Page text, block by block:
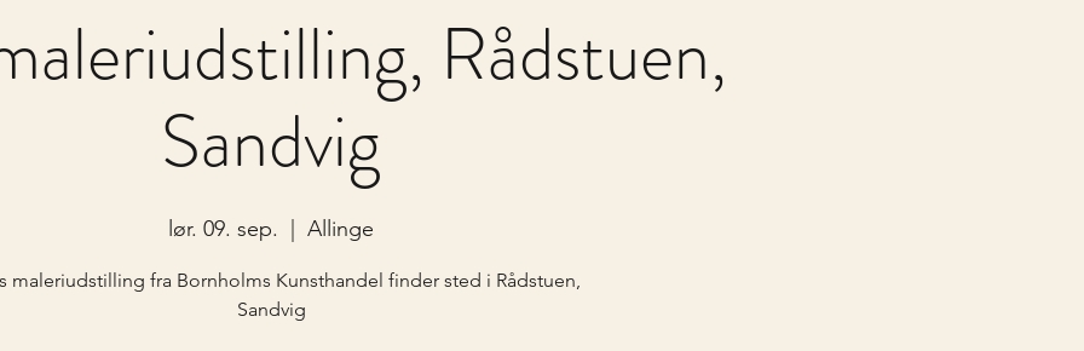
Rådstuen,
Sandvig
lør. 09. sep.
  |
Allinge
maleriudstilling fra Bornholms Kunsthandel finder sted i Rådstuen,
Sandvig